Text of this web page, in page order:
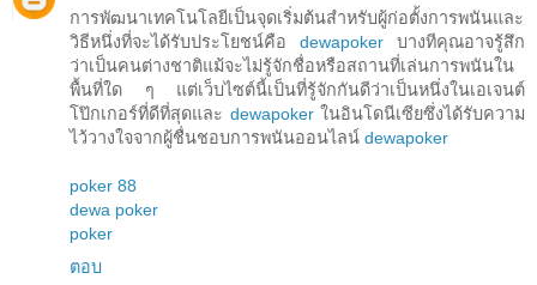
การพัฒนาเทคโนโลยีเป็นจุดเริ่มต้นสำหรับผู้ก่อตั้งการพนันและ
วิธีหนึ่งที่จะได้รับประโยชน์คือ dewapoker บางทีคุณอาจรู้สึก
ว่าเป็นคนต่างชาติแม้จะไม่รู้จักชื่อหรือสถานที่เล่นการพนันใน
พื้นที่ใด ๆ แต่เว็บไซต์นี้เป็นที่รู้จักกันดีว่าเป็นหนึ่งในเอเจนต์
โป๊กเกอร์ที่ดีที่สุดและ dewapoker ในอินโดนีเซียซึ่งได้รับความ
ไว้วางใจจากผู้ชื่นชอบการพนันออนไลน์ dewapoker
poker 88
dewa poker
poker
ตอบ